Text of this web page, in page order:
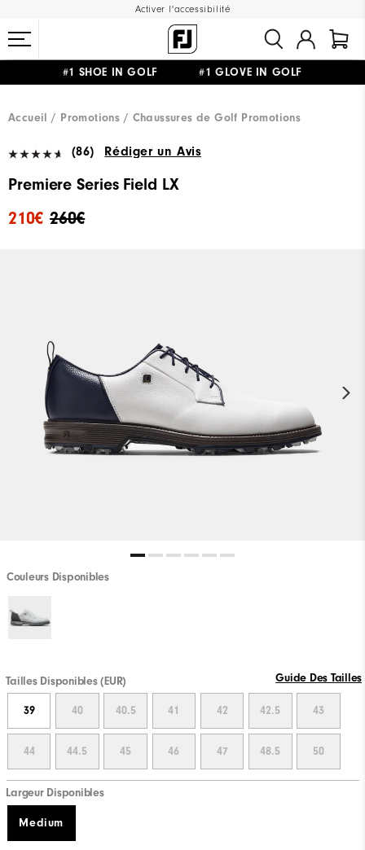
Activer l'accessibilité
#1 SHOE IN GOLF #1 GLOVE IN GOLF
Accueil
Promotions Chaussures de Golf Promotions
(86) Rédiger un Avis
Premiere Series Field LX
260€
210€
Couleurs Disponibles
Tailles Disponibles (EUR) Guide Des Tailles
39 40 40.5 41 42 42.5 43
44 44.5 45 46 47 48.5 50
Largeur Disponibles
Medium